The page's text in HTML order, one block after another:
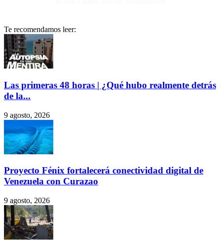
Te recomendamos leer:
Las primeras 48 horas | ¿Qué hubo realmente detrás
de la...
9 agosto, 2026
Proyecto Fénix fortalecerá conectividad digital de
Venezuela con Curazao
9 agosto, 2026